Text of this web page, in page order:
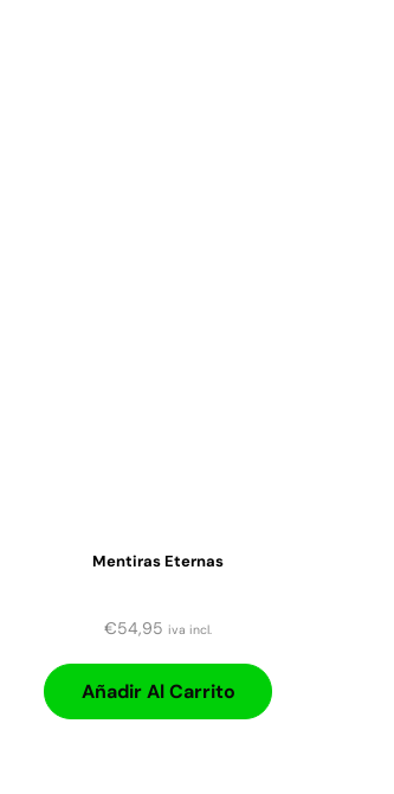
Mentiras Eternas
€54,95 iva incl.
Añadir Al Carrito